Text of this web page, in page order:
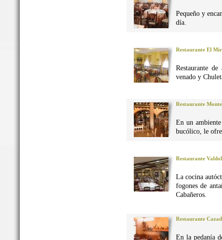
Pequeño y
día.
Restaurante El
Restaurante
venado y
Restaurante
En un
bucólico, le
Restaurante
La cocina
fogones de
Cabañeros.
Restaurante
En la pedanía